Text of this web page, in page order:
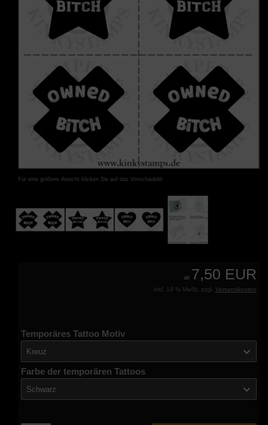
Für eine größere Ansicht klicken Sie auf das Vorschaubild
ab 7,50 EUR
inkl. 19 % MwSt. zzgl. Versandkosten
Temporäres Tattoo Motiv
Kreuz
Farbe der temporären Tattoos
Schwarz